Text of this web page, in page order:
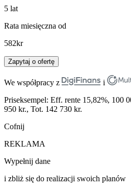
5 lat
Rata miesięczna od
582kr
Zapytaj o ofertę
We współpracy z
i
Priseksempel: Eff. rente 15,82%, 100
950 kr., Tot. 142 730 kr.
Cofnij
REKLAMA
Wypełnij dane
i zbliż się do realizacji swoich planów